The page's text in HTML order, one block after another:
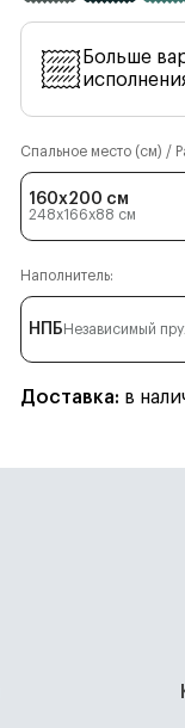
Больше
Спальное место (см) /
160x200 см
248x166x88 см
Наполнитель:
НПБ Независимый
Доставка: в